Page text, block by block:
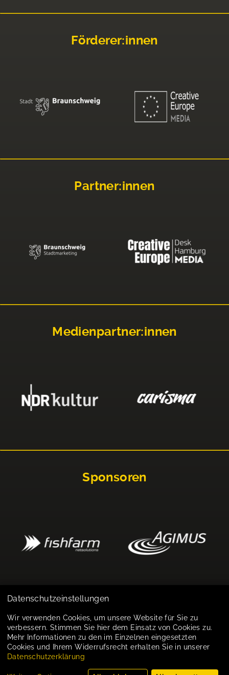
Förderer:innen
Partner:innen
Medienpartner:innen
Sponsoren
Impressum
Datenschutz
Cookie-Einstellungen
Datenschutzeinstellungen
Wir verwenden Cookies, um unsere Website für Sie zu
verbessern. Stimmen Sie hier dem Einsatz von Cookies zu.
Mehr Informationen zu den im Einzelnen eingesetzten
Cookies und Ihrem Widerrufsrecht erhalten Sie in unserer
Datenschutzerklärung